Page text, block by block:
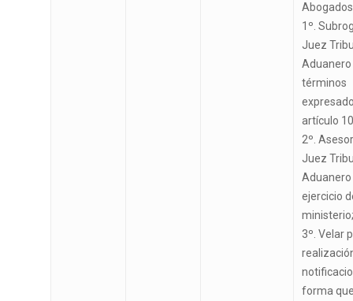
1º.
Juez
Aduanero
términos
artículo
2º.
Juez
Aduanero
ejercicio
ministerio;
3º. Velar
forma